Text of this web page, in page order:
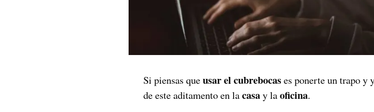
Si piensas queusar el cubrebocases ponerte un trapo y
de este aditamento en lacasay laoficina.